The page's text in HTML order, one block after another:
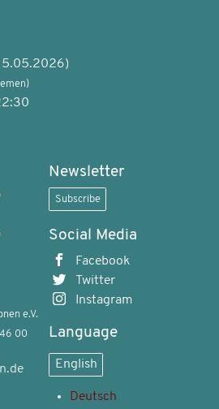
e.V.
00
Newsletter
Subscribe
Social Media
Facebook
Twitter
Instagram
Language
English
Deutsch